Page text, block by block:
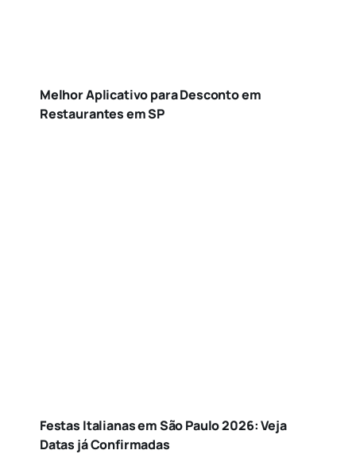
Melhor Aplicativo para Desconto em
Restaurantes em SP
Festas Italianas em São Paulo 2026: Veja
Datas já Confirmadas